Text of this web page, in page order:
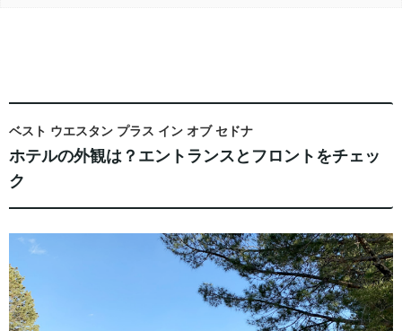
ベスト ウエスタン プラス イン オブ セドナ
ホテルの外観は？エントランスとフロントをチェッ
ク